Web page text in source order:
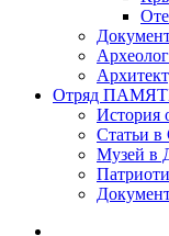
Отряд
История
Статьи
Музей в